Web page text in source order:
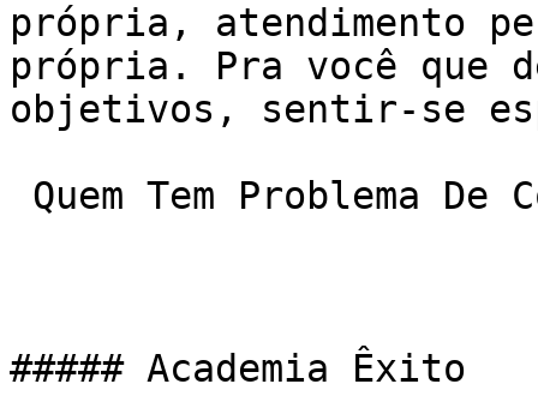
própria, atendimento
própria. Pra você que
objetivos, sentir-se
##### Academia Êxito